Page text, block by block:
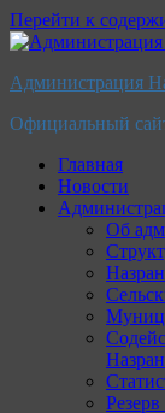
Перейти к
Администрация
Официальный
Главная
Новости
Об